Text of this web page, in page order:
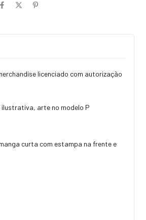
licenciado com autorização
ilustrativa, arte no modelo P
curta com estampa na frente e